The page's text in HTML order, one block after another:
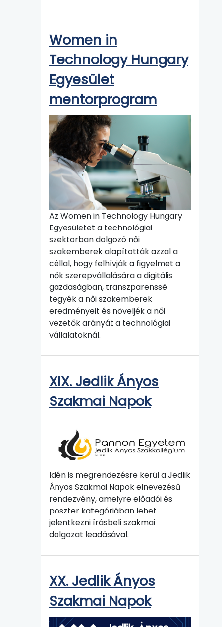
Women in
Technology Hungary
Egyesület
mentorprogram
Az Women in Technology Hungary
Egyesületet a technológiai
szektorban dolgozó női
szakemberek alapították azzal a
céllal, hogy felhívják a figyelmet a
nők szerepvállalására a digitális
gazdaságban, transzparenssé
tegyék a női szakemberek
eredményeit és növeljék a női
vezetők arányát a technológiai
vállalatoknál.
XIX. Jedlik Ányos
Szakmai Napok
Idén is megrendezésre kerül a Jedlik
Ányos Szakmai Napok elnevezésű
rendezvény, amelyre előadói és
poszter kategóriában lehet
jelentkezni írásbeli szakmai
dolgozat leadásával.
XX. Jedlik Ányos
Szakmai Napok